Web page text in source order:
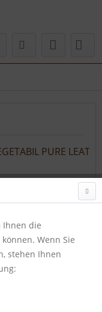
PURE LEATHER
Ihnen die
Wenn Sie
stehen Ihnen